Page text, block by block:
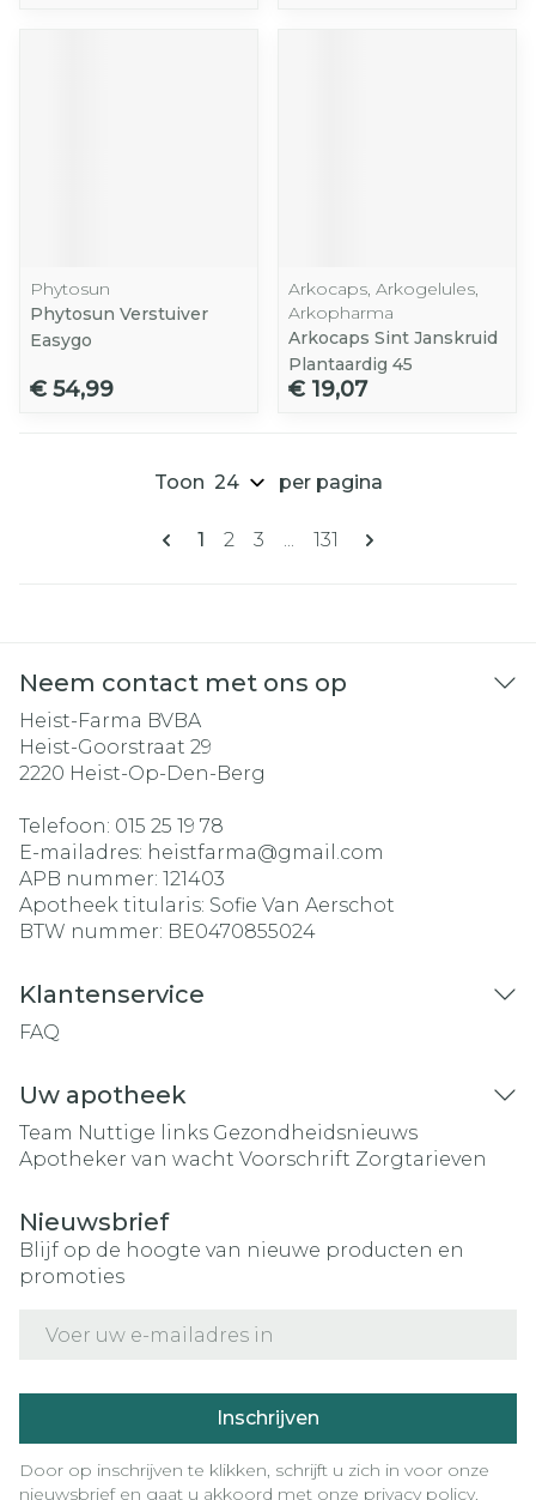
Phytosun
Phytosun Verstuiver
Easygo
€ 54,99
Arkocaps, Arkogelules,
Arkopharma
Arkocaps Sint Janskruid
Plantaardig 45
€ 19,07
Pagina's
U lees momenteel pagina
1 Pagina
2 Pagina
3 ... Pagina
131
Toon per pagina
Neem contact met ons op
Heist-Farma BVBA
Heist-Goorstraat 29
2220 Heist-Op-Den-Berg
Telefoon: 015 25 19 78
E-mailadres: heistfarma@gmail.com
APB nummer: 121403
Apotheek titularis: Sofie Van Aerschot
BTW nummer: BE0470855024
Klantenservice
FAQ
Uw apotheek
Team Nuttige links Gezondheidsnieuws
Apotheker van wacht Voorschrift Zorgtarieven
Nieuwsbrief
Blijf op de hoogte van nieuwe producten en
promoties
Inschrijven
Door op inschrijven te klikken, schrijft u zich in voor onze
nieuwsbrief en gaat u akkoord met onze privacy policy.